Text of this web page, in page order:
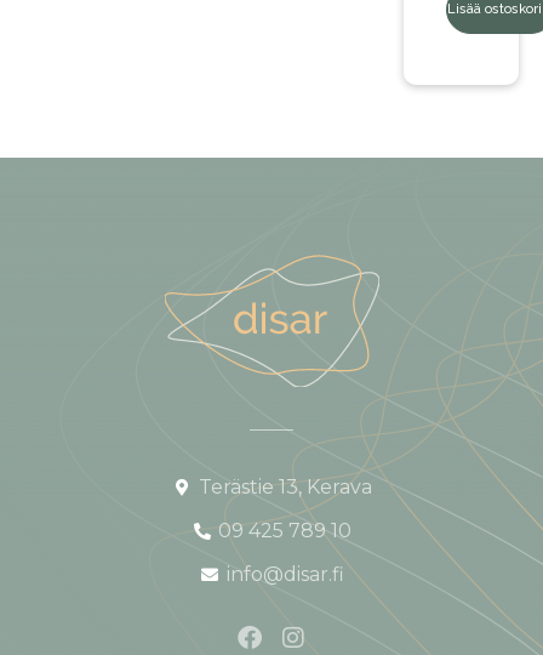
Lisää
Terästie 13, Kerava
09 425 789 10
info@disar.fi